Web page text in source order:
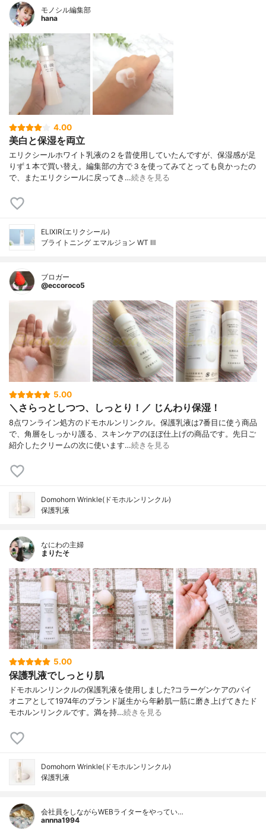
モノシル編集部
hana
4.00
美白と保湿を両立
エリクシールホワイト乳液の２を昔使用していたんですが、保湿感が足
りず１本で買い替え。編集部の方で３を使ってみてとっても良かったの
で、またエリクシールに戻ってき…続きを見る
ELIXIR(エリクシール)
ブライトニング エマルジョン WT Ⅲ
ブロガー
@eccoroco5
5.00
＼さらっとしつつ、しっとり！／ じんわり保湿！
8点ワンライン処方のドモホルンリンクル。保護乳液は7番目に使う商品
で、角層をしっかり護る、スキンケアのほぼ仕上げの商品です。先日ご
紹介したクリームの次に使います…続きを見る
Domohorn Wrinkle(ドモホルンリンクル)
保護乳液
なにわの主婦
まりたそ
5.00
保護乳液でしっとり肌
ドモホルンリンクルの保護乳液を使用しました?コラーゲンケアのパイ
オニアとして1974年のブランド誕生から年齢肌一筋に磨き上げてきたド
モホルンリンクルです。満を持…続きを見る
Domohorn Wrinkle(ドモホルンリンクル)
保護乳液
会社員をしながらWEBライターをやってい…
annna1994